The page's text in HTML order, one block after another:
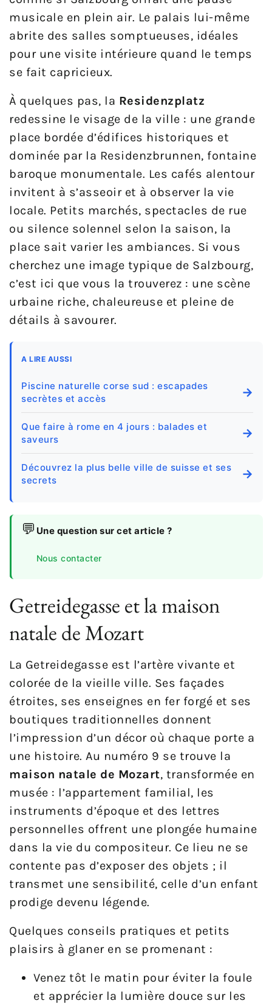
musicale en plein air. Le palais lui-même
abrite des salles somptueuses, idéales
pour une visite intérieure quand le temps
se fait capricieux.
À quelques pas, la Residenzplatz
redessine le visage de la ville : une grande
place bordée d’édifices historiques et
dominée par la Residenzbrunnen, fontaine
baroque monumentale. Les cafés alentour
invitent à s’asseoir et à observer la vie
locale. Petits marchés, spectacles de rue
ou silence solennel selon la saison, la
place sait varier les ambiances. Si vous
cherchez une image typique de Salzbourg,
c’est ici que vous la trouverez : une scène
urbaine riche, chaleureuse et pleine de
détails à savourer.
A LIRE AUSSI
Piscine naturelle corse sud : escapades
secrètes et accès
→
Que faire à rome en 4 jours : balades et
saveurs
→
Découvrez la plus belle ville de suisse et ses
secrets
→
💬 Une question sur cet article ?
Nous contacter
Getreidegasse et la maison
natale de Mozart
La Getreidegasse est l’artère vivante et
colorée de la vieille ville. Ses façades
étroites, ses enseignes en fer forgé et ses
boutiques traditionnelles donnent
l’impression d’un décor où chaque porte a
une histoire. Au numéro 9 se trouve la
maison natale de Mozart, transformée en
musée : l’appartement familial, les
instruments d’époque et des lettres
personnelles offrent une plongée humaine
dans la vie du compositeur. Ce lieu ne se
contente pas d’exposer des objets ; il
transmet une sensibilité, celle d’un enfant
prodige devenu légende.
Quelques conseils pratiques et petits
plaisirs à glaner en se promenant :
Venez tôt le matin pour éviter la foule
et apprécier la lumière douce sur les